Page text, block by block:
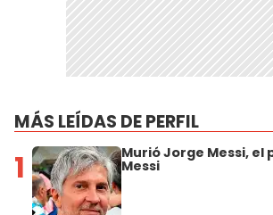
MÁS LEÍDAS DE PERFIL
1 Murió Jorge Messi, el
Messi